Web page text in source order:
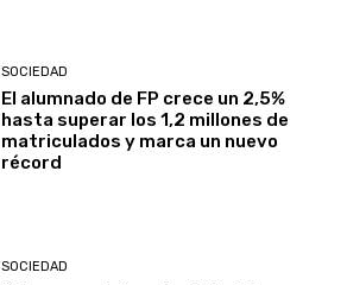
SOCIEDAD
El alumnado de FP crece un 2,5%
hasta superar los 1,2 millones de
matriculados y marca un nuevo
récord
SOCIEDAD